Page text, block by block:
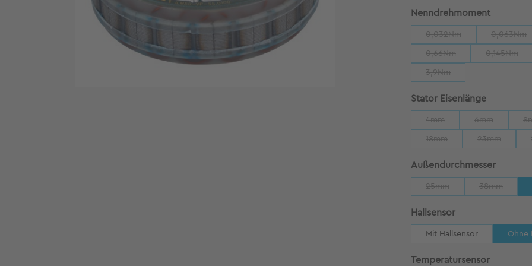
Nenndrehmoment
0,032Nm 0,063Nm
0,66Nm 0,145Nm
3,9Nm
Stator Eisenlängeauswählen
4mm 6mm
18mm 23mm
Außendurchmesser
25mm 38mm
Hallsensorauswählen
Mit Hallsensor Ohne
Temperatursensorauswählen